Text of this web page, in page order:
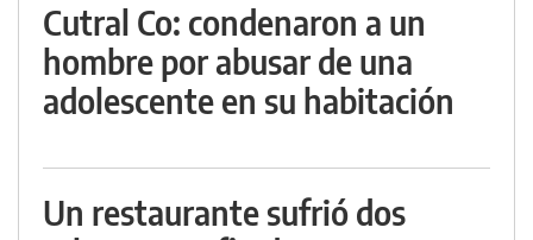
Cutral Co: condenaron a un
hombre por abusar de una
adolescente en su habitación
Un restaurante sufrió dos